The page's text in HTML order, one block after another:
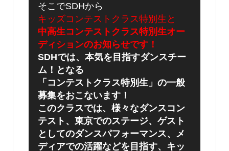
そこでSDHから
キッズコンテストクラス特別生と
中高生コンテストクラス特別生オー
ディションのお知らせです！
SDHでは、本気を目指すダンスチー
ム！となる
「コンテストクラス特別生」の一般
募集をおこないます！
このクラスでは、様々なダンスコン
テスト、東京でのステージ、ゲスト
としてのダンスパフォーマンス、メ
ディアでの活躍などを目指す、キッ